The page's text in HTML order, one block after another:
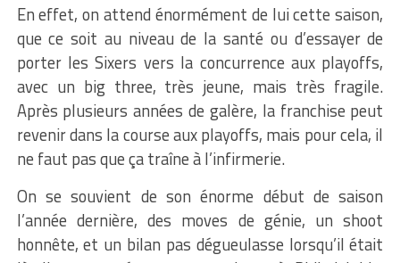
En effet, on attend énormément de lui cette saison,
que ce soit au niveau de la santé ou d’essayer de
porter les Sixers vers la concurrence aux playoffs,
avec un big three, très jeune, mais très fragile.
Après plusieurs années de galère, la franchise peut
revenir dans la course aux playoffs, mais pour cela, il
ne faut pas que ça traîne à l’infirmerie.
On se souvient de son énorme début de saison
l’année dernière, des moves de génie, un shoot
honnête, et un bilan pas dégueulasse lorsqu’il était